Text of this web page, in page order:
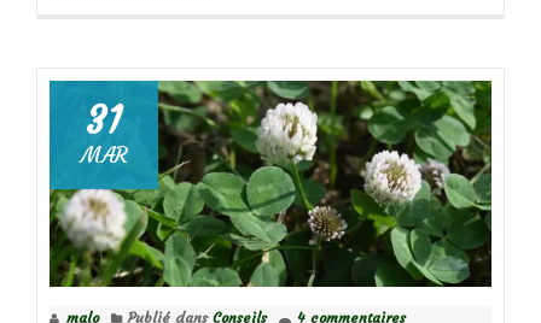
jolies
adventices…
31
MAR
malo Publié dans Conseils 4 commentaires